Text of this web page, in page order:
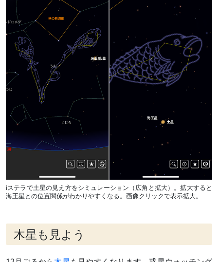
iステラで土星の見え方をシミュレーション（広角と拡大）。拡大すると
海王星との位置関係がわかりやすくなる。画像クリックで表示拡大。
木星も見よう